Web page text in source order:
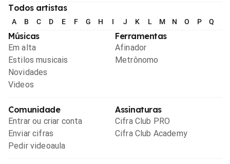
Todos artistas
A B C D E F G H I J K L M N O P Q
Músicas
Em alta
Estilos musicais
Novidades
Videos
Ferramentas
Afinador
Metrônomo
Comunidade
Entrar ou criar conta
Enviar cifras
Pedir videoaula
Assinaturas
Cifra Club PRO
Cifra Club Academy